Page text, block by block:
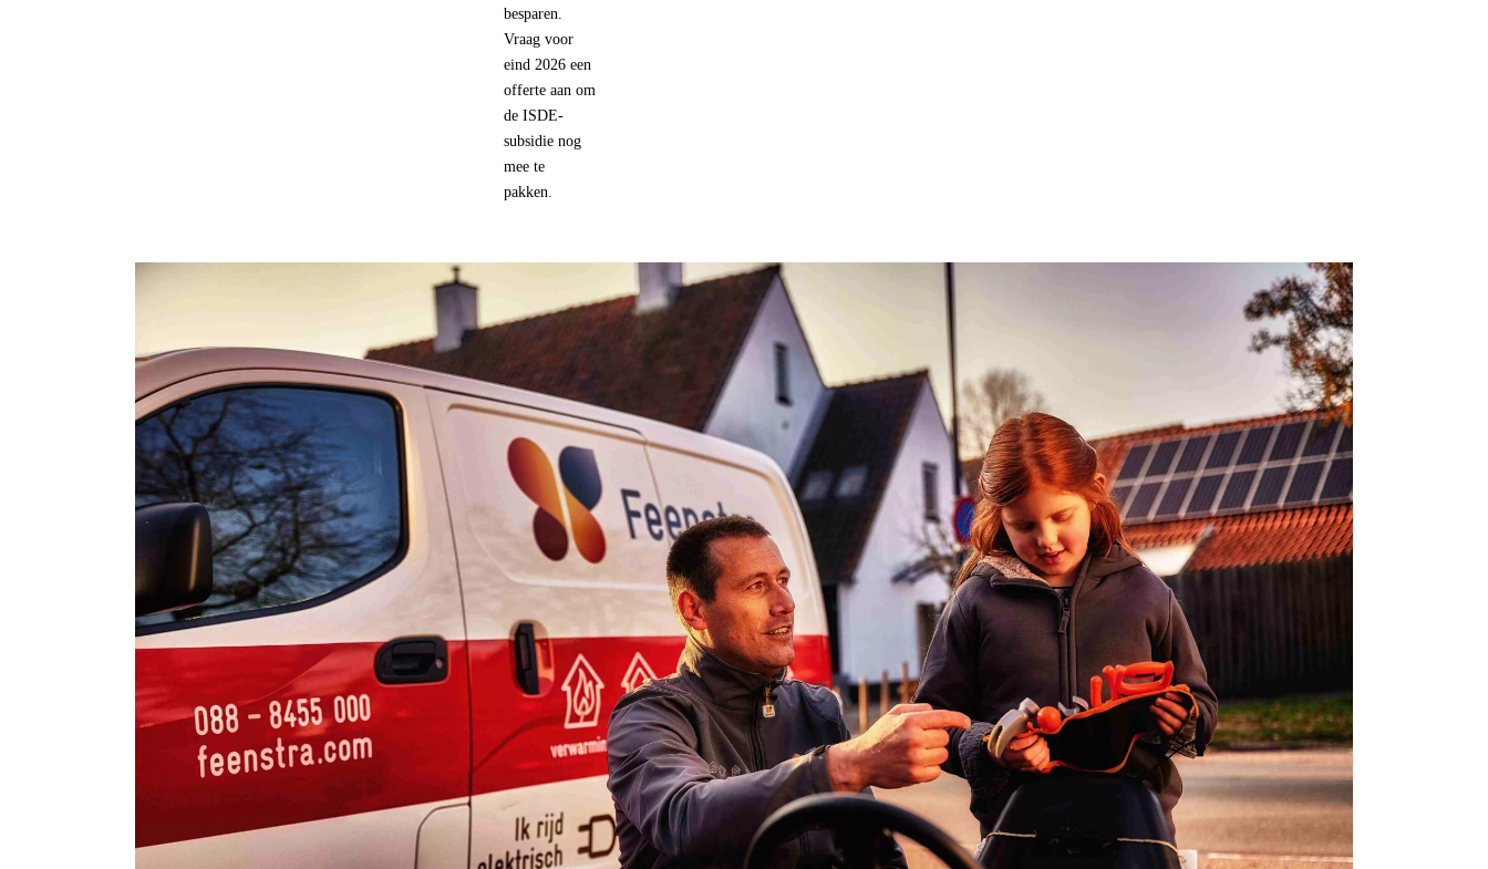
besparen.
Vraag voor
eind 2026 een
offerte aan om
de ISDE-
subsidie nog
mee te
pakken.